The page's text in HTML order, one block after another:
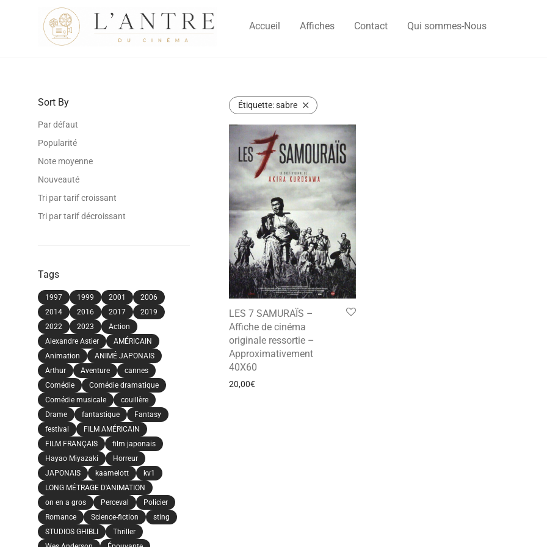
Accueil Affiches Contact Qui sommes-Nous
Sort By
Par défaut
Popularité
Note moyenne
Nouveauté
Tri par tarif croissant
Tri par tarif décroissant
Tags
1997 1999 2001
2006
2014
2016 2017
2019
2022
2023
Action
Alexandre Astier
AMÉRICAIN
Animation
ANIMÉ JAPONAIS
Arthur
Aventure
cannes
Comédie
Comédie dramatique
Comédie musicale
couillère
Drame
fantastique
Fantasy
festival
FILM AMÉRICAIN
FILM FRANÇAIS
film japonais
Hayao Miyazaki
Horreur
JAPONAIS
kaamelott
kv1
LONG MÉTRAGE D'ANIMATION
on en a gros
Perceval
Policier
Romance
Science-fiction
sting
STUDIOS GHIBLI
Thriller
Étiquette:sabre
LES 7 SAMURAÏS –
Affiche de cinéma
originale ressortie –
Approximativement
40X60
20,00€